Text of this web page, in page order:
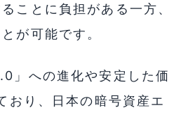
ことに負担がある一方、
が可能です。
」への進化や安定した価
おり、日本の暗号資産エ